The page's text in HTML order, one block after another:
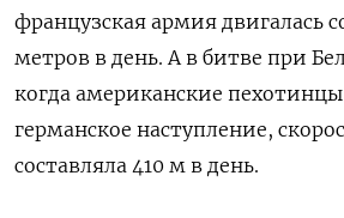
французская армия двигалась
метров в день. А в битве при
когда американские
германское наступление,
составляла 410 м в день.